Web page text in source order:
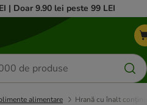
| Doar 9.90 lei peste 99 LEI
alimentare Hrană cu înalt